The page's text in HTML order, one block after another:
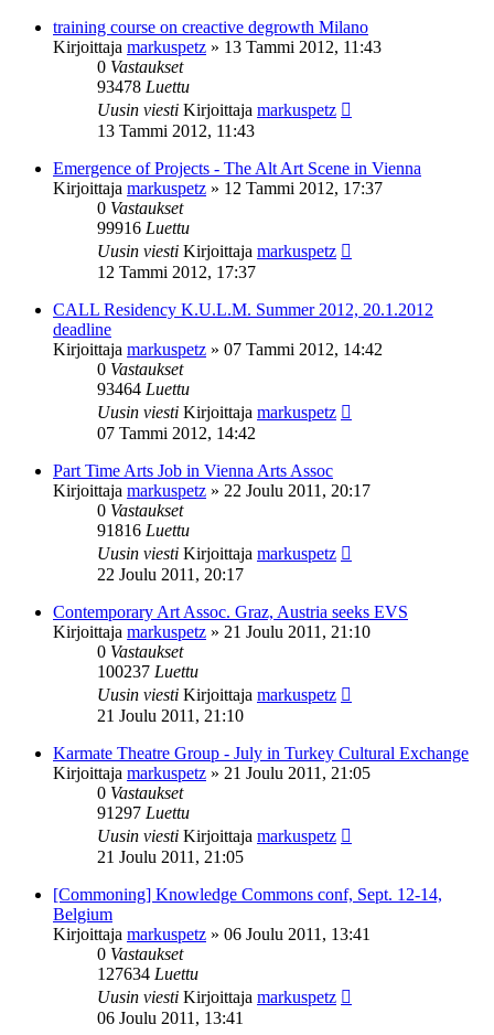
training course on creactive degrowth Milano
Kirjoittaja markuspetz » 13 Tammi 2012, 11:43
0 Vastaukset
93478 Luettu
Uusin viesti Kirjoittaja markuspetz
13 Tammi 2012, 11:43
Emergence of Projects - The Alt Art Scene in Vienna
Kirjoittaja markuspetz » 12 Tammi 2012, 17:37
0 Vastaukset
99916 Luettu
Uusin viesti Kirjoittaja markuspetz
12 Tammi 2012, 17:37
CALL Residency K.U.L.M. Summer 2012, 20.1.2012
deadline
Kirjoittaja markuspetz » 07 Tammi 2012, 14:42
0 Vastaukset
93464 Luettu
Uusin viesti Kirjoittaja markuspetz
07 Tammi 2012, 14:42
Part Time Arts Job in Vienna Arts Assoc
Kirjoittaja markuspetz » 22 Joulu 2011, 20:17
0 Vastaukset
91816 Luettu
Uusin viesti Kirjoittaja markuspetz
22 Joulu 2011, 20:17
Contemporary Art Assoc. Graz, Austria seeks EVS
Kirjoittaja markuspetz » 21 Joulu 2011, 21:10
0 Vastaukset
100237 Luettu
Uusin viesti Kirjoittaja markuspetz
21 Joulu 2011, 21:10
Karmate Theatre Group - July in Turkey Cultural Exchange
Kirjoittaja markuspetz » 21 Joulu 2011, 21:05
0 Vastaukset
91297 Luettu
Uusin viesti Kirjoittaja markuspetz
21 Joulu 2011, 21:05
[Commoning] Knowledge Commons conf, Sept. 12-14,
Belgium
Kirjoittaja markuspetz » 06 Joulu 2011, 13:41
0 Vastaukset
127634 Luettu
Uusin viesti Kirjoittaja markuspetz
06 Joulu 2011, 13:41